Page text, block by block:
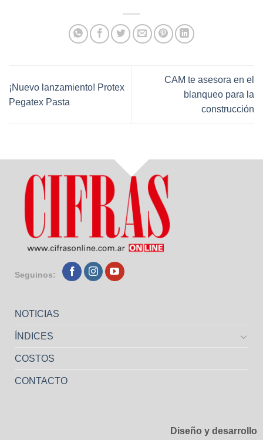
¡Nuevo lanzamiento! Protex
Pegatex Pasta
CAM te asesora en el
blanqueo para la
construcción
Seguinos:
NOTICIAS
ÍNDICES
COSTOS
CONTACTO
Diseño y desarrollo